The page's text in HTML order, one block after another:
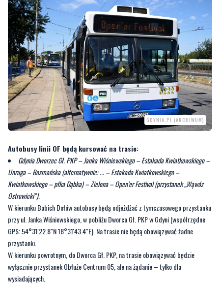
GDYNIA.PL (ARCHIWUM)
Autobusy linii OF będą kursować na trasie:
Gdynia Dworzec Gł. PKP – Janka Wiśniewskiego – Estakada Kwiatkowskiego –
Kwiatkowskiego – płka Dąbka) – Zielona – Open’er Festival (przystanek „Wąwóz
Ostrowicki”).
W kierunku Babich Dołów autobusy będą odjeżdżać z tymczasowego przystanku
przy ul. Janka Wiśniewskiego, w pobliżu Dworca Gł. PKP w Gdyni (współrzędne
GPS: 54°31'22.8"N 18°31'43.4"E). Na trasie nie będą obowiązywać żadne
przystanki.
W kierunku powrotnym, do Dworca Gł. PKP, na trasie obowiązywać będzie
wyłącznie przystanek Obłuże Centrum 05, ale na żądanie – tylko dla
wysiadających.
W godzinach 24:00-06:00 w kursach do Dworca Gł. PKP obowiązywać będą
dodatkowe przystanki: